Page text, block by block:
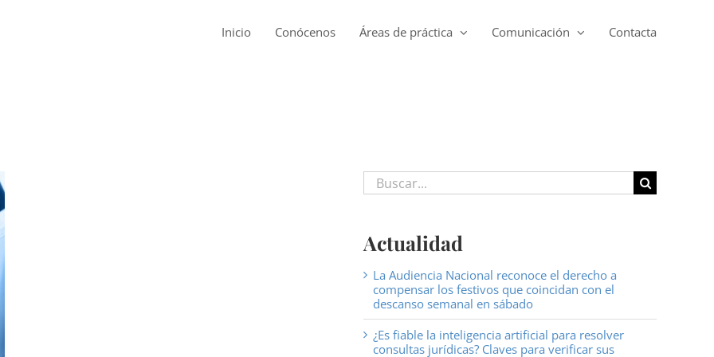
Inicio Conócenos Áreas de práctica Comunicación Contacta
Buscar:
Actualidad
La Audiencia Nacional reconoce el derecho a
compensar los festivos que coincidan con el
descanso semanal en sábado
¿Es fiable la inteligencia artificial para resolver
consultas jurídicas? Claves para verificar sus